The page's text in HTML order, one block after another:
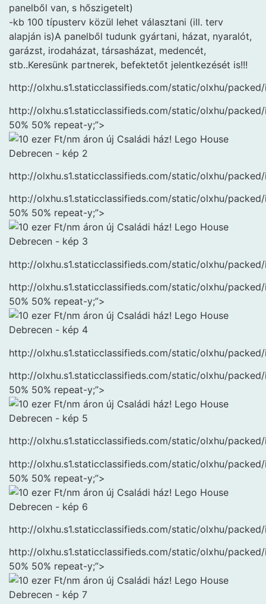
panelből van, s hőszigetelt)
-kb 100 típusterv közül lehet választani (ill. terv
alapján is)A panelből tudunk gyártani, házat, nyaralót,
garázst, irodaházat, társasházat, medencét,
stb..Keresünk partnerek, befektetőt jelentkezését is!!!
http://olxhu.s1.staticclassifieds.com/static/olxhu/
http://olxhu.s1.staticclassifieds.com/static/olxhu/
50% 50% repeat-y;”>
http://olxhu.s1.staticclassifieds.com/static/olxhu/
http://olxhu.s1.staticclassifieds.com/static/olxhu/
50% 50% repeat-y;”>
http://olxhu.s1.staticclassifieds.com/static/olxhu/
http://olxhu.s1.staticclassifieds.com/static/olxhu/
50% 50% repeat-y;”>
http://olxhu.s1.staticclassifieds.com/static/olxhu/
http://olxhu.s1.staticclassifieds.com/static/olxhu/
50% 50% repeat-y;”>
http://olxhu.s1.staticclassifieds.com/static/olxhu/
http://olxhu.s1.staticclassifieds.com/static/olxhu/
50% 50% repeat-y;”>
http://olxhu.s1.staticclassifieds.com/static/olxhu/
http://olxhu.s1.staticclassifieds.com/static/olxhu/
50% 50% repeat-y;”>